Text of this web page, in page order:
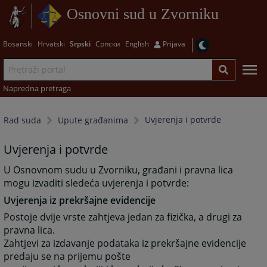
Osnovni sud u Zvorniku
Bosanski Hrvatski Srpski Српски English Prijava
Napredna pretraga
Rad suda Upute građanima Uvjerenja i potvrde
Uvjerenja i potvrde
U Osnovnom sudu u Zvorniku, građani i pravna lica
mogu izvaditi sledeća uvjerenja i potvrde:
Uvjerenja iz prekršajne evidencije
Postoje dvije vrste zahtjeva jedan za fizička, a drugi za
pravna lica.
Zahtjevi za izdavanje podataka iz prekršajne evidencije
predaju se na prijemu pošte